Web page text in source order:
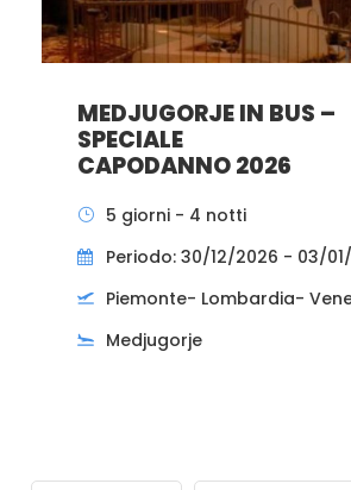
MEDJUGORJE IN BUS –
SPECIALE
IMMACOLATA 2026
5 giorni - 4 notti
Periodo: 05/12/2026 - 09/
Piemonte- Lombardia-
Medjugorje